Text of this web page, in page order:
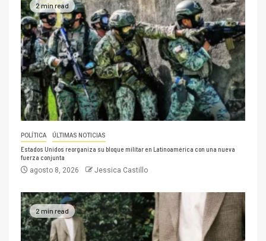
2 min read
POLÍTICA ÚLTIMAS NOTICIAS
Estados Unidos reorganiza su bloque militar en Latinoamérica con una nueva
fuerza conjunta
agosto 8, 2026 Jessica Castillo
2 min read